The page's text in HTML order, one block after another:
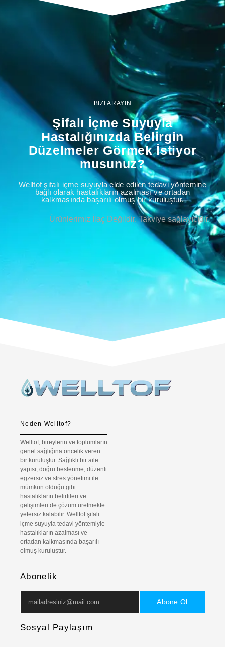
BİZİ ARAYIN
Şifalı İçme Suyuyla
Hastalığınızda Belirgin
Düzelmeler Görmek İstiyor
musunuz?
Welltof şifalı içme suyuyla elde edilen tedavi yöntemine
bağlı olarak hastalıkların azalması ve ortadan
kalkmasında başarılı olmuş bir kuruluştur.
Ürünlerimiz İlaç Değildir. Takviye sağlayıcıdır.
Neden Welltof?
Welltof, bireylerin ve toplumların
genel sağlığına öncelik veren
bir kuruluştur. Sağlıklı bir aile
yapısı, doğru beslenme, düzenli
egzersiz ve stres yönetimi ile
mümkün olduğu gibi
hastalıkların belirtileri ve
gelişimleri de çözüm üretmekte
yetersiz kalabilir. Welltof şifalı
içme suyuyla tedavi yöntemiyle
hastalıkların azalması ve
ortadan kalkmasında başarılı
olmuş kuruluştur.
Abonelik
Abone Ol
Sosyal Paylaşım